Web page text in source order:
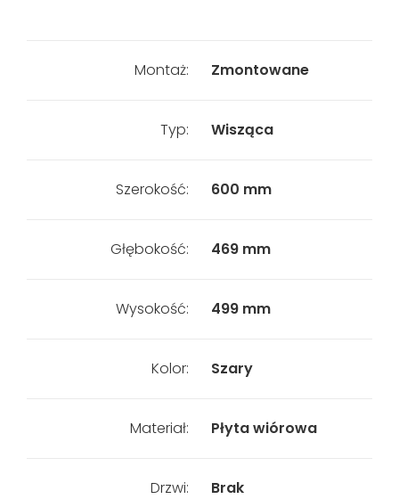
Montaż: Zmontowane
Typ: Wisząca
Szerokość: 600 mm
Głębokość: 469 mm
Wysokość: 499 mm
Kolor: Szary
Materiał: Płyta wiórowa
Drzwi: Brak